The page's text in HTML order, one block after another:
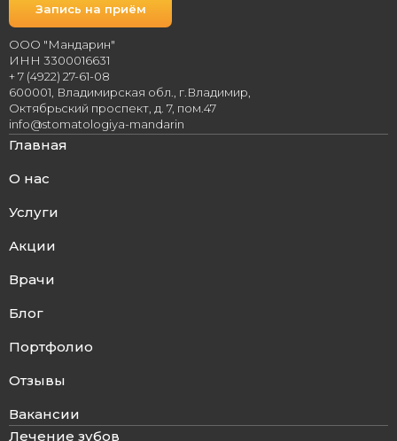
Главная
О нас
Услуги
Акции
Врачи
Блог
Портфолио
Отзывы
Вакансии
Лечение зубов
Запись на приём
ООО "Мандарин"
ИНН 3300016631
+ 7 (4922) 27-61-08
600001, Владимирская обл., г.Владимир,
Октябрьский проспект, д. 7, пом.47
info@stomatologiya-mandarin